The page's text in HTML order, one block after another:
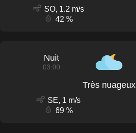
SO, 1.2 m/s
42 %
Nuit
03:00
Très nuageux
SE, 1 m/s
69 %